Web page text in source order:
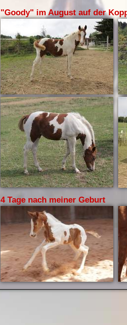
"Goody" im August auf der
4 Tage nach meiner Geburt